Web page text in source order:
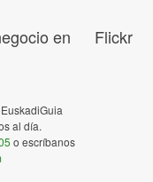
en
al día.
o escríbanos
Flickr